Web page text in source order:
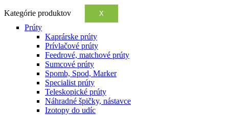
Kategórie produktov X
Prúty
Kaprárske prúty
Prívlačové prúty
Feedrové, matchové prúty
Sumcové prúty
Spomb, Spod, Marker
Specialist prúty
Teleskopické prúty
Náhradné špičky, nástavce
Izotopy do udíc